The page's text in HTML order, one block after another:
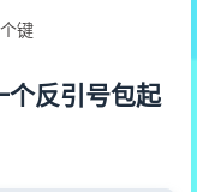
键
个反引号包起